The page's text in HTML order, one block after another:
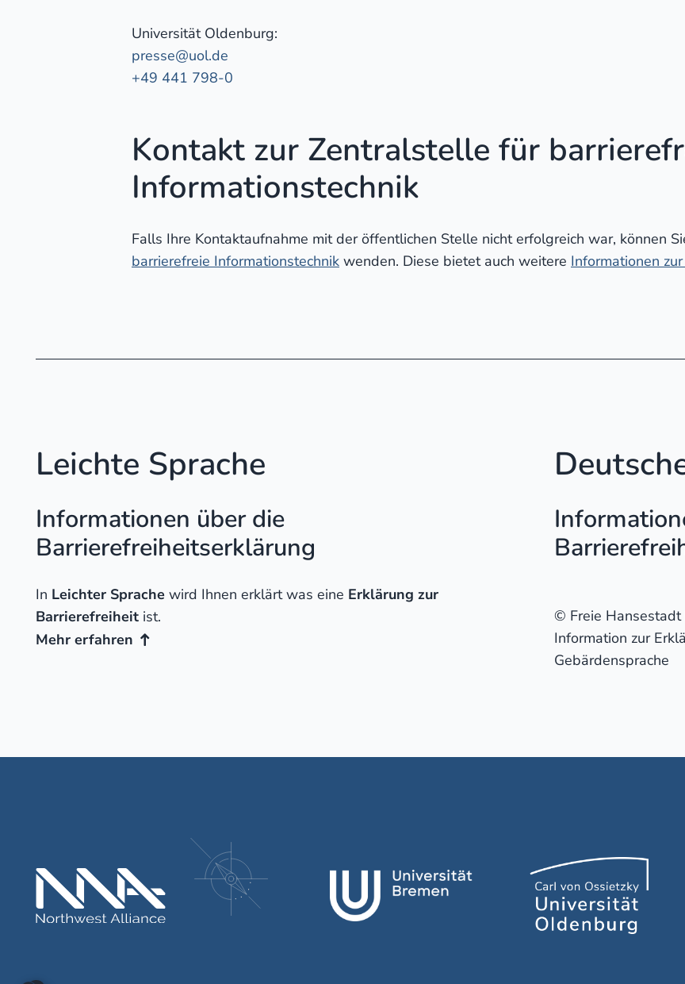
Universität Oldenburg:
presse@uol.de
+49 441 798-0
Kontakt zur Zentralstelle für
Informationstechnik
Falls Ihre Kontaktaufnahme mit der öffentlichen Stelle nicht erfolgreich war, können
barrierefreie Informationstechnik wenden. Diese bietet auch weitere Informationen
Leichte Sprache
Informationen über die
Barrierefreiheitserklärung
In Leichter Sprache wird Ihnen erklärt was eine Erklärung zur
Barrierefreiheit ist.
Mehr erfahren
© Freie Hansestadt
Information zur
Gebärdensprache